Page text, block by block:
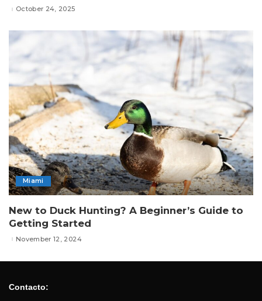
October 24, 2025
Miami
New to Duck Hunting? A Beginner’s Guide to
Getting Started
November 12, 2024
Contacto: